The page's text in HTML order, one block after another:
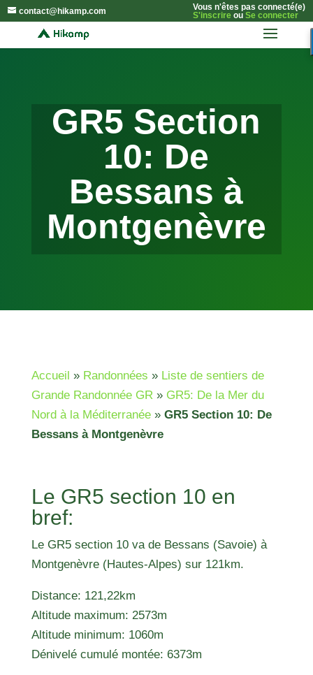
contact@hikamp.com
Vous n'êtes pas connecté(e)
S'inscrireou Se connecter
GR5 Section
10: De
Bessans à
Montgenèvre
Accueil » Randonnées » Liste de sentiers de
Grande Randonnée GR» GR5: De la Mer du
Nord à la Méditerranée» GR5 Section 10: De
Bessans à Montgenèvre
Le GR5 section 10 en
bref:
Le GR5 section 10 va de Bessans (Savoie) à
Montgenèvre (Hautes-Alpes) sur 121km.
Distance: 121,22km
Altitude maximum: 2573m
Altitude minimum: 1060m
Dénivelé cumulé montée: 6373m